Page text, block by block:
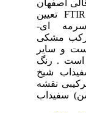
اصفهان
طبق آنالیز عنصری SEMو طیفFTIR تعیین
ای-
مشکی
و سایر
است . رنگ
شیخ
نقشه
سفیداب